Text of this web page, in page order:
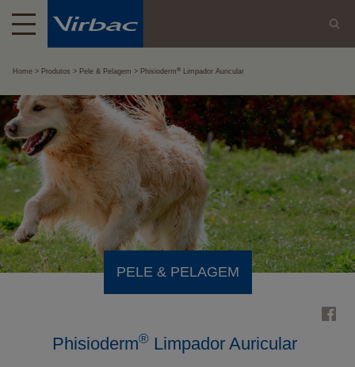
Home Produtos Pele & Pelagem Phisioderm® Limpador Auricular
PELE & PELAGEM
Phisioderm®Limpador Auricular